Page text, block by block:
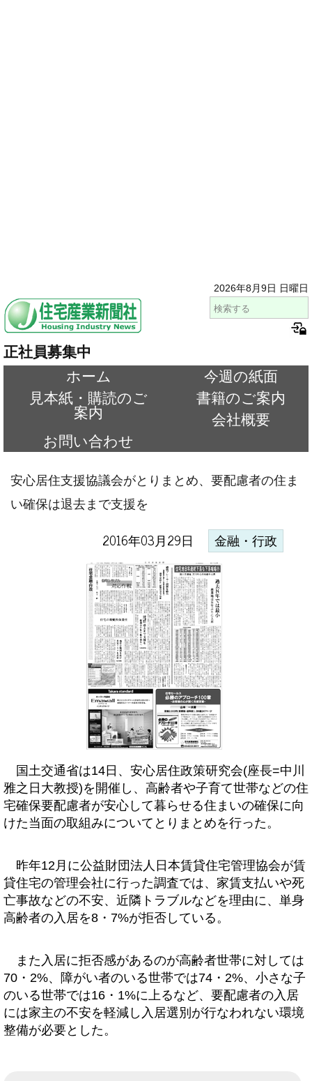
2026年8月9日 日曜日
正社員募集中
ホーム
今週の紙面
見本紙・購読のご
案内
書籍のご案内
会社概要
お問い合わせ
安心居住支援協議会がとりまとめ、要配慮者の住ま
い確保は退去まで支援を
2016年03月29日 金融・行政
国土交通省は14日、安心居住政策研究会(座長=中川
雅之日大教授)を開催し、高齢者や子育て世帯などの住
宅確保要配慮者が安心して暮らせる住まいの確保に向
けた当面の取組みについてとりまとめを行った。
昨年12月に公益財団法人日本賃貸住宅管理協会が賃
貸住宅の管理会社に行った調査では、家賃支払いや死
亡事故などの不安、近隣トラブルなどを理由に、単身
高齢者の入居を8・7%が拒否している。
また入居に拒否感があるのが高齢者世帯に対しては
70・2%、障がい者のいる世帯では74・2%、小さな子
のいる世帯では16・1%に上るなど、要配慮者の入居
には家主の不安を軽減し入居選別が行なわれない環境
整備が必要とした。